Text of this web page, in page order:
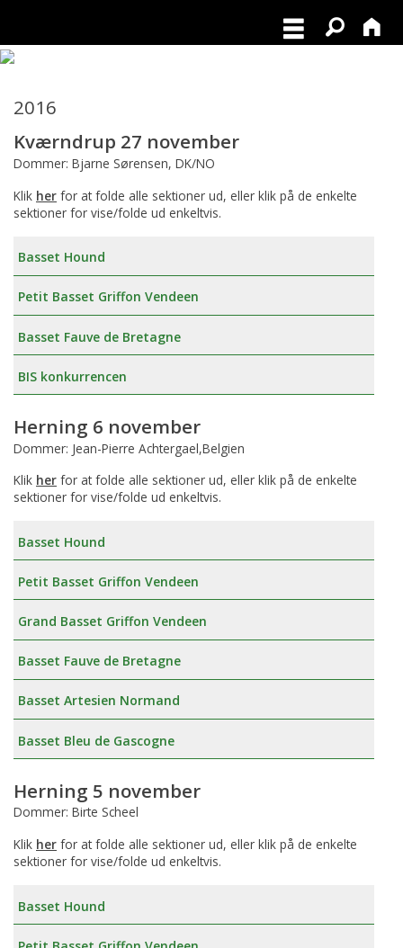
2016
Kværndrup 27 november
Dommer: Bjarne Sørensen, DK/NO
Klik her for at folde alle sektioner ud, eller klik på de enkelte
sektioner for vise/folde ud enkeltvis.
Basset Hound
Petit Basset Griffon Vendeen
Basset Fauve de Bretagne
BIS konkurrencen
Herning 6 november
Dommer: Jean-Pierre Achtergael,Belgien
Klik her for at folde alle sektioner ud, eller klik på de enkelte
sektioner for vise/folde ud enkeltvis.
Basset Hound
Petit Basset Griffon Vendeen
Grand Basset Griffon Vendeen
Basset Fauve de Bretagne
Basset Artesien Normand
Basset Bleu de Gascogne
Herning 5 november
Dommer: Birte Scheel
Klik her for at folde alle sektioner ud, eller klik på de enkelte
sektioner for vise/folde ud enkeltvis.
Basset Hound